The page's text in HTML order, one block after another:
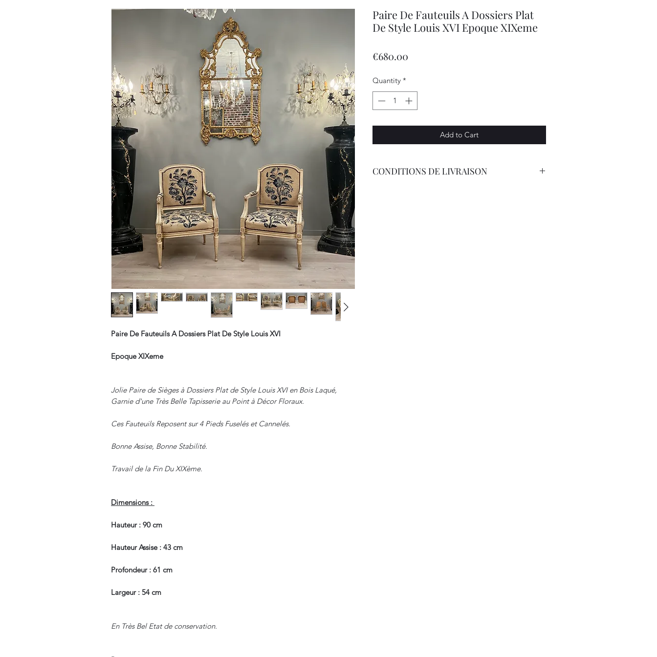
Paire De Fauteuils A Dossiers Plat De Style Louis XVI
Epoque XIXeme
Jolie Paire de Sièges à Dossiers Plat de Style Louis XVI en Bois Laqué,
Garnie d'une Très Belle Tapisserie au Point à Décor Floraux.
Ces Fauteuils Reposent sur 4 Pieds Fuselés et Cannelés.
Bonne Assise, Bonne Stabilité.
Travail de la Fin Du XIXème.
Dimensions :
Hauteur : 90 cm
Hauteur Assise : 43 cm
Profondeur : 61 cm
Largeur : 54 cm
En Très Bel Etat de conservation.
Paire De Fauteuils A Dossiers Plat
De Style Louis XVI Epoque XIXeme
€680.00
Quantity *
Add to Cart
CONDITIONS DE LIVRAISON